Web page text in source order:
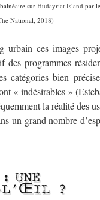
sur Hudayriat Island par
National, 2018)
urbain ces images
des programmes
catégories bien
« indésirables »
la réalité des
un grand nombre
UNE
L’ŒIL ?